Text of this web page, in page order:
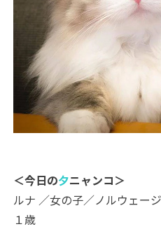
＜今日の夕ニャンコ＞
ルナ ／女の子／ノルウェー
１歳